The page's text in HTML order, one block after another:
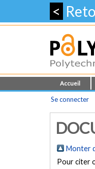
<
Accueil
Se connecter
Monter
Pour citer